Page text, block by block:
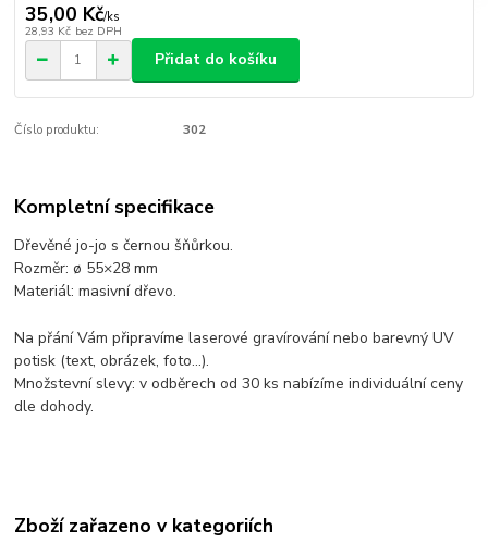
35,00 Kč/ks
28,93 Kč bez DPH
Přidat do košíku
Číslo produktu: 302
Kompletní specifikace
Dřevěné jo-jo s černou šňůrkou.
Rozměr: ø 55×28 mm
Materiál: masivní dřevo.
Na přání Vám připravíme laserové gravírování nebo barevný UV
potisk (text, obrázek, foto...).
Množstevní slevy: v odběrech od 30 ks nabízíme individuální ceny
dle dohody.
Zboží zařazeno v kategoriích